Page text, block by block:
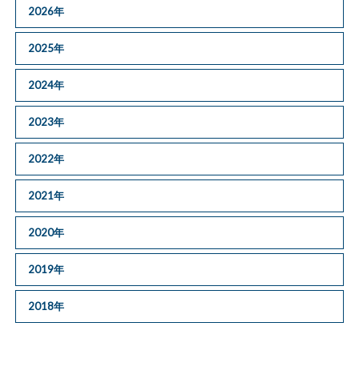
2026年
2025年
2024年
2023年
2022年
2021年
2020年
2019年
2018年